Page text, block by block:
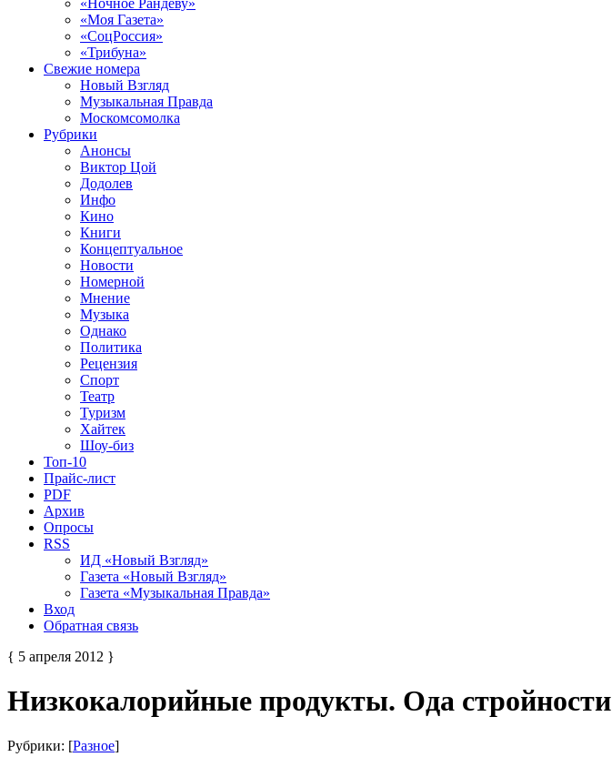
«Моя Газета»
«СоцРоссия»
«Трибуна»
Свежие номера
Новый Взгляд
Музыкальная Правда
Москомсомолка
Рубрики
Анонсы
Виктор Цой
Додолев
Инфо
Кино
Книги
Концептуальное
Новости
Номерной
Мнение
Музыка
Однако
Политика
Рецензия
Спорт
Театр
Туризм
Хайтек
Шоу-биз
Топ-10
Прайс-лист
PDF
Архив
Опросы
RSS
ИД «Новый Взгляд»
Газета «Новый Взгляд»
Газета «Музыкальная Правда»
Вход
Обратная связь
{ 5 апреля 2012 }
Низкокалорийные продукты. Ода стройности
Рубрики: [Разное]